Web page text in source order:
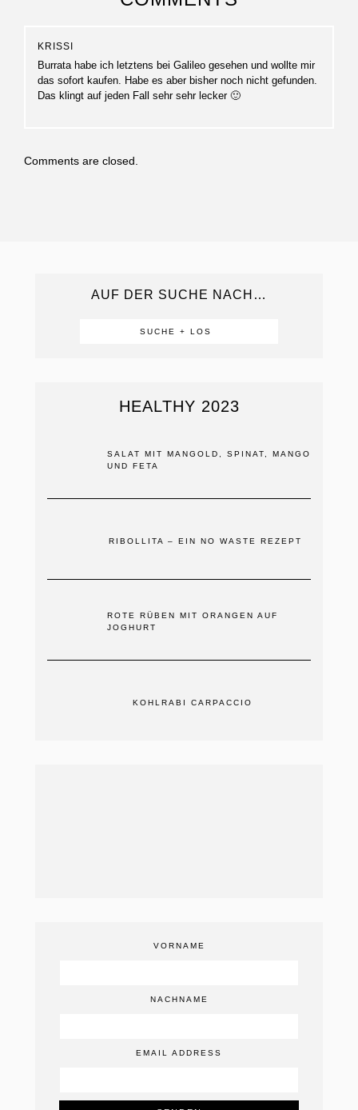
KRISSI
Burrata habe ich letztens bei Galileo gesehen und wollte mir
das sofort kaufen. Habe es aber bisher noch nicht gefunden.
Das klingt auf jeden Fall sehr sehr lecker 🙂
Comments are closed.
AUF DER SUCHE NACH…
HEALTHY 2023
SALAT MIT MANGOLD, SPINAT, MANGO
UND FETA
RIBOLLITA – EIN NO WASTE REZEPT
ROTE RÜBEN MIT ORANGEN AUF
JOGHURT
KOHLRABI CARPACCIO
VORNAME
NACHNAME
EMAIL ADDRESS